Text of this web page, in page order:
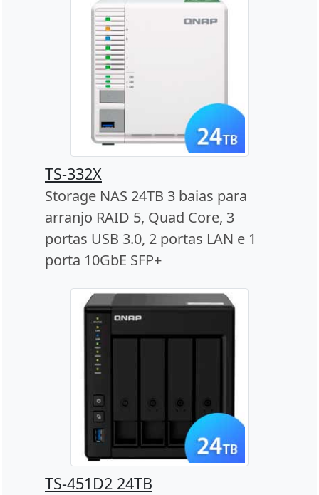
TS-332X
Storage NAS 24TB 3 baias para
arranjo RAID 5, Quad Core, 3
portas USB 3.0, 2 portas LAN e 1
porta 10GbE SFP+
TS-451D2 24TB